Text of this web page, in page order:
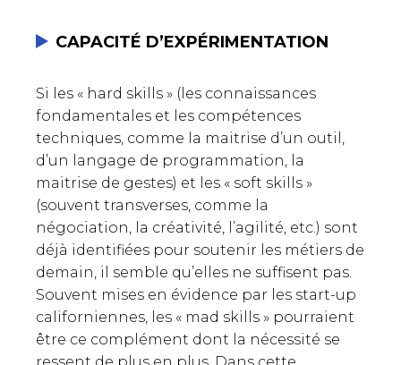
CAPACITÉ D’EXPÉRIMENTATION
Si les « hard skills » (les connaissances
fondamentales et les compétences
techniques, comme la maitrise d’un outil,
d’un langage de programmation, la
maitrise de gestes) et les « soft skills »
(souvent transverses, comme la
négociation, la créativité, l’agilité, etc.) sont
déjà identifiées pour soutenir les métiers de
demain, il semble qu’elles ne suffisent pas.
Souvent mises en évidence par les start-up
californiennes, les « mad skills » pourraient
être ce complément dont la nécessité se